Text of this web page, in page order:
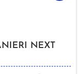
NEXT